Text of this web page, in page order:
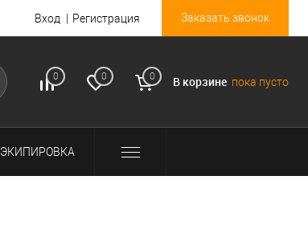
Вход Регистрация Заказать звонок
0 0 0 В корзине пока пусто
ЭКИПИРОВКА